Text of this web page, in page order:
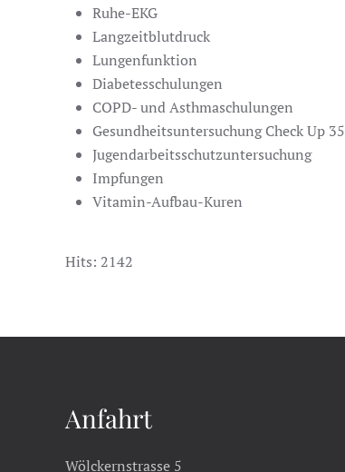
Ruhe-EKG
Langzeitblutdruck
Lungenfunktion
Diabetesschulungen
COPD- und Asthmaschulungen
Gesundheitsuntersuchung Check Up 35
Jugendarbeitsschutzuntersuchung
Impfungen
Vitamin-Aufbau-Kuren
Hits: 2142
Anfahrt
Wölckernstrasse 5